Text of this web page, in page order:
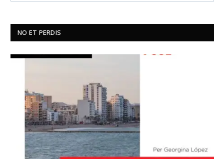
NO ET PERDIS